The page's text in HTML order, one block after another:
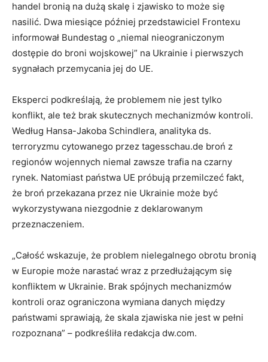
handel bronią na dużą skalę i zjawisko to może się
nasilić. Dwa miesiące później przedstawiciel Frontexu
informował Bundestag o „niemal nieograniczonym
dostępie do broni wojskowej” na Ukrainie i pierwszych
sygnałach przemycania jej do UE.
Eksperci podkreślają, że problemem nie jest tylko
konflikt, ale też brak skutecznych mechanizmów kontroli.
Według Hansa-Jakoba Schindlera, analityka ds.
terroryzmu cytowanego przez tagesschau.de broń z
regionów wojennych niemal zawsze trafia na czarny
rynek. Natomiast państwa UE próbują przemilczeć fakt,
że broń przekazana przez nie Ukrainie może być
wykorzystywana niezgodnie z deklarowanym
przeznaczeniem.
„Całość wskazuje, że problem nielegalnego obrotu bronią
w Europie może narastać wraz z przedłużającym się
konfliktem w Ukrainie. Brak spójnych mechanizmów
kontroli oraz ograniczona wymiana danych między
państwami sprawiają, że skala zjawiska nie jest w pełni
rozpoznana” – podkreśliła redakcja dw.com.